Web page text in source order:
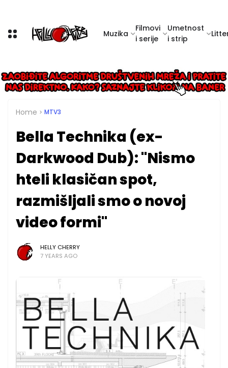
Muzika
Filmovi
i serije
Umetnost
i strip
Home MTV3
Bella Technika (ex-
Darkwood Dub): "Nismo
hteli klasičan spot,
razmišljali smo o novoj
video formi"
HELLY CHERRY
7 YEARS AGO